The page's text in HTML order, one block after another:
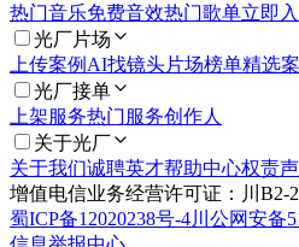
热门音乐免费音效热门歌单立即
光厂片场
上传案例 AI找镜头片场榜单精选
光厂接单
上架服务热门服务创作人
关于光厂
关于我们诚聘英才帮助中心权责
增值电信业务经营许可证：川B2-
蜀ICP备12020238号-4川公网安备